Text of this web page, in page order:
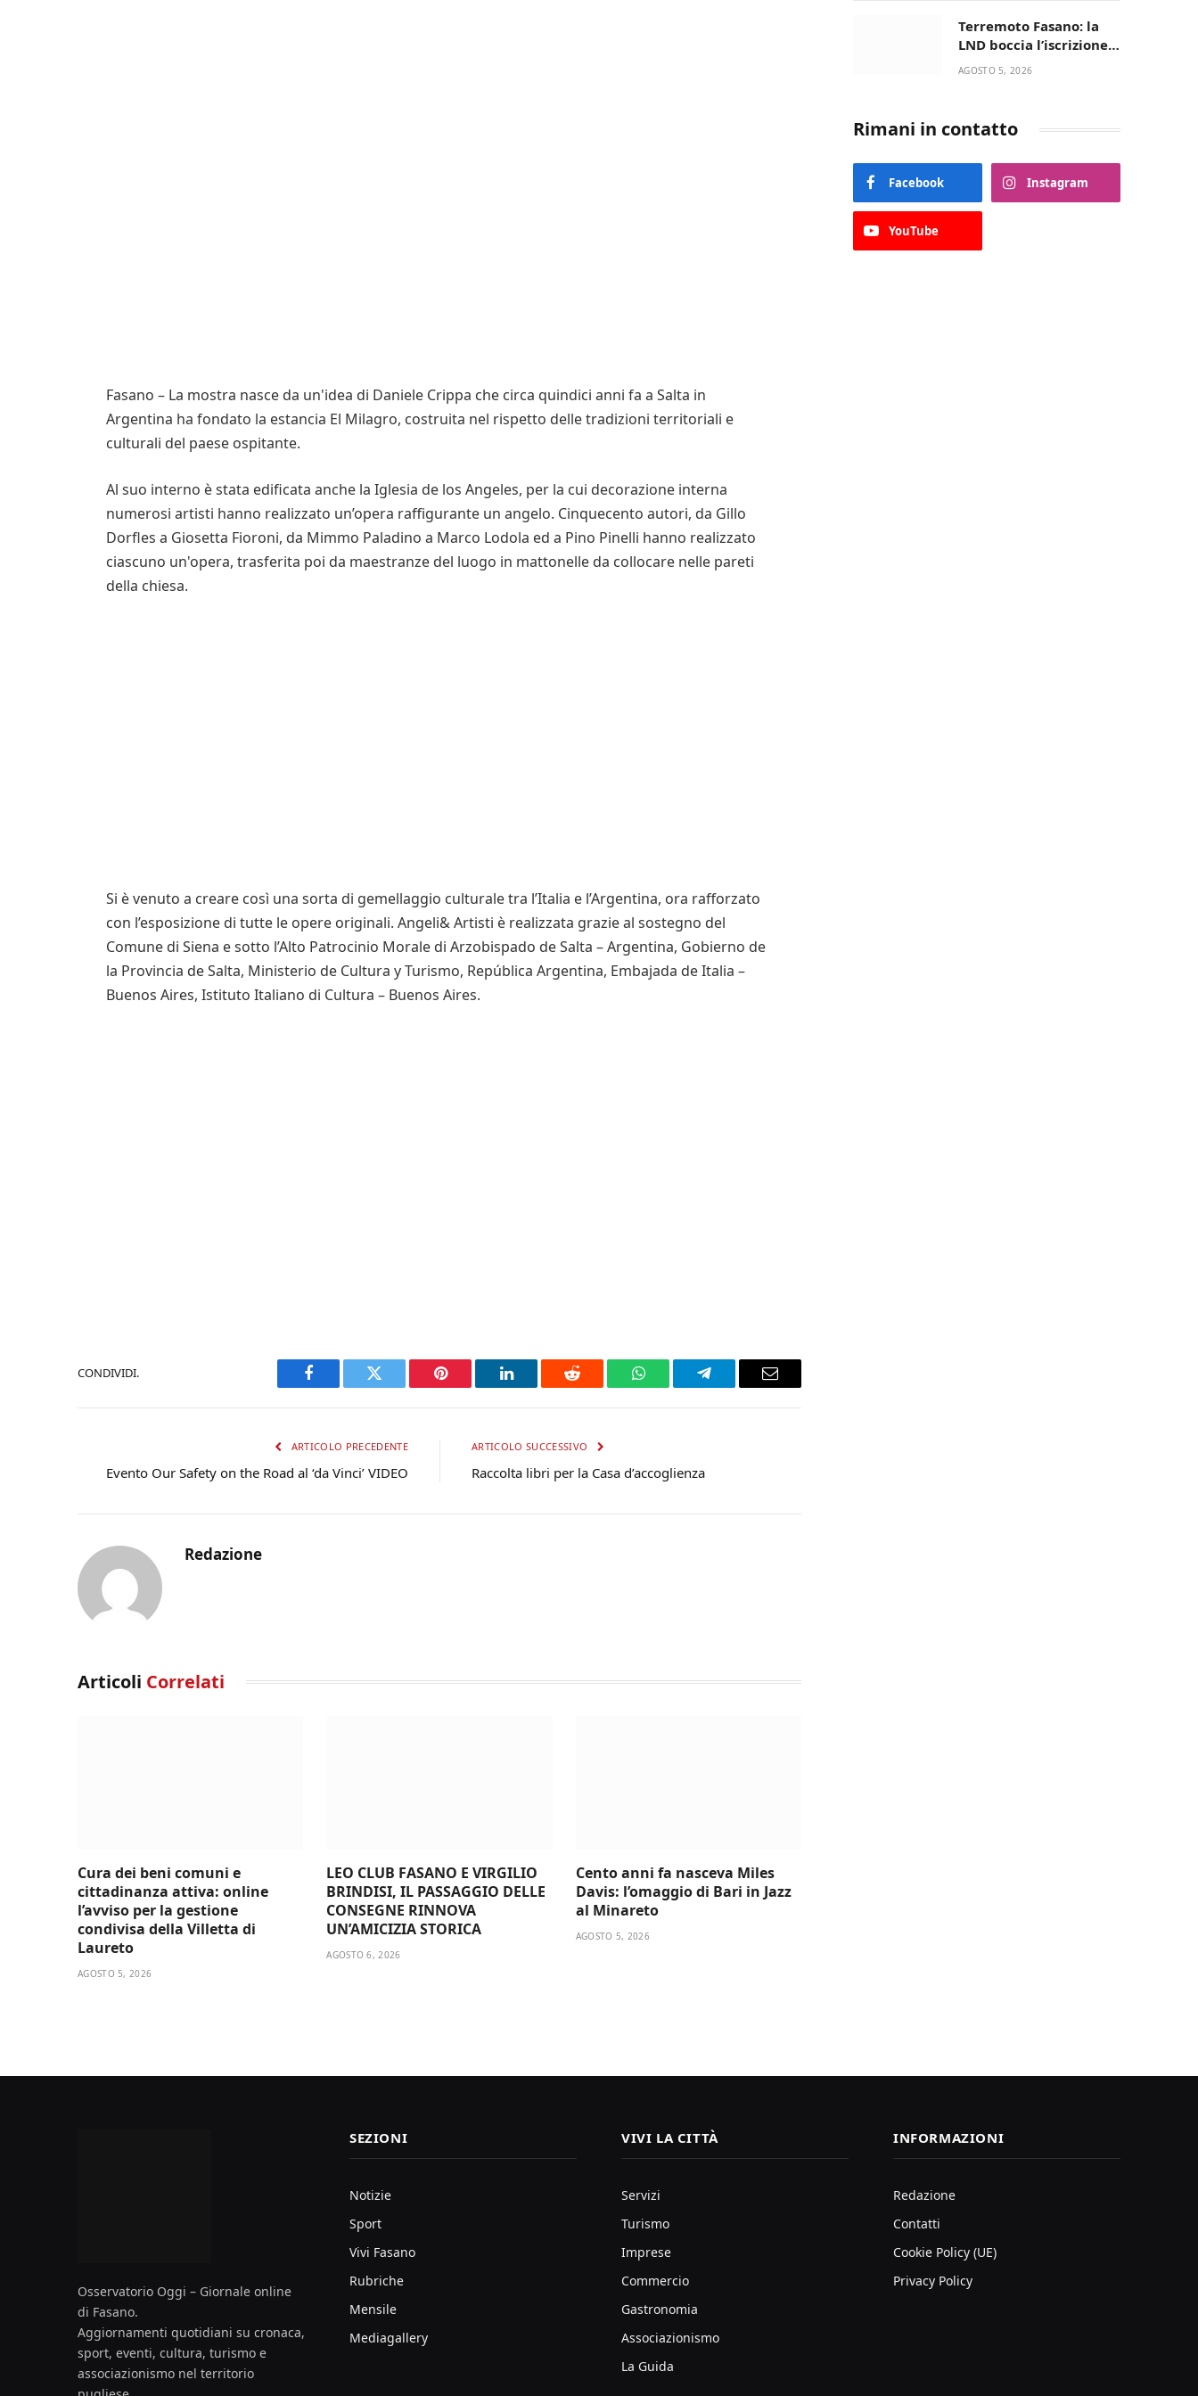
Fasano – La mostra nasce da un'idea di Daniele Crippa che circa quindici anni fa a Salta in
Argentina ha fondato la estancia El Milagro, costruita nel rispetto delle tradizioni territoriali e
culturali del paese ospitante.
Al suo interno è stata edificata anche la Iglesia de los Angeles, per la cui decorazione interna
numerosi artisti hanno realizzato un’opera raffigurante un angelo. Cinquecento autori, da Gillo
Dorfles a Giosetta Fioroni, da Mimmo Paladino a Marco Lodola ed a Pino Pinelli hanno realizzato
ciascuno un'opera, trasferita poi da maestranze del luogo in mattonelle da collocare nelle pareti
della chiesa.
Si è venuto a creare così una sorta di gemellaggio culturale tra l’Italia e l’Argentina, ora rafforzato
con l’esposizione di tutte le opere originali. Angeli& Artisti è realizzata grazie al sostegno del
Comune di Siena e sotto l’Alto Patrocinio Morale di Arzobispado de Salta – Argentina, Gobierno de
la Provincia de Salta, Ministerio de Cultura y Turismo, República Argentina, Embajada de Italia –
Buenos Aires, Istituto Italiano di Cultura – Buenos Aires.
CONDIVIDI.
Facebook Twitter Pinterest LinkedIn Reddit WhatsAppTelegram Email
ARTICOLO PRECEDENTE
Evento Our Safety on the Road al ‘da Vinci’ VIDEO
ARTICOLO SUCCESSIVO
Raccolta libri per la Casa d’accoglienza
Redazione
Articoli Correlati
Cura dei beni comuni e
cittadinanza attiva: online
l’avviso per la gestione
condivisa della Villetta di
Laureto
AGOSTO 5, 2026
LEO CLUB FASANO E VIRGILIO
BRINDISI, IL PASSAGGIO DELLE
CONSEGNE RINNOVA
UN’AMICIZIA STORICA
AGOSTO 6, 2026
Cento anni fa nasceva Miles
Davis: l’omaggio di Bari in Jazz
al Minareto
AGOSTO 5, 2026
Terremoto Fasano: la
LND boccia l’iscrizione,
biancazzurri fuori dalla
AGOSTO 5, 2026
Rimani in contatto
Facebook Instagram
YouTube
Osservatorio Oggi – Giornale online
di Fasano.
Aggiornamenti quotidiani su cronaca,
sport, eventi, cultura, turismo e
associazionismo nel territorio
SEZIONI
Notizie
Sport
Vivi Fasano
Rubriche
Mensile
Mediagallery
VIVI LA CITTÀ
Servizi
Turismo
Imprese
Commercio
Gastronomia
Associazionismo
La Guida
INFORMAZIONI
Redazione
Contatti
Cookie Policy (UE)
Privacy Policy